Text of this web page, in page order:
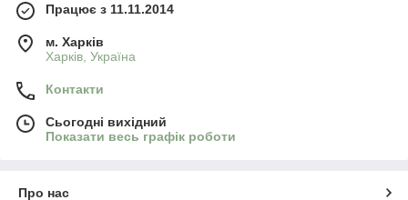
Працює з 11.11.2014
м. Харків
Харків, Україна
Контакти
Сьогодні вихідний
Показати весь графік роботи
Про нас